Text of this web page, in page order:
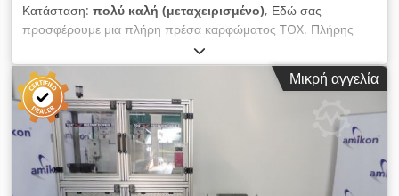
Κατάσταση: πολύ καλή (μεταχειρισμένο), Εδώ σας
προσφέρουμε μια πλήρη πρέσα καρφώματος TOX. Πλήρης
πρέσα καρφώματος TOX τύπου TZ-VSN Το πλήρες καρφί
διαπερνά πρώτα όλα τα προς σύνδεση εξαρτήματα και
αποβάλλει το διατρηθέν κομμάτι από το σημείο σύνδεσης. Με
την καινοτόμο τεχνολογία πλήρους καρφώματος, η TOX
PRESSOTECHNIK, ο ειδικός στις συνδέσεις λαμαρίνας,
διευρύνει το φάσμα προσφοράς της με μια τεχνολογία
μελλοντικής προοπτικής. Το πλήρες καρφωμα παρέχει μια
επιπλέον μηχανική σύνδεση λαμαρίνας, η οποία είναι ιδιαίτερα
Μικρή αγγελία